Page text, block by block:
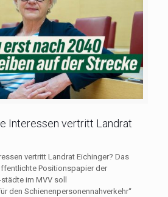
Interessen vertritt Landrat
vertritt Landrat Eichinger? Das
Positionspapier der
im MVV soll
den Schienenpersonennahverkehr“